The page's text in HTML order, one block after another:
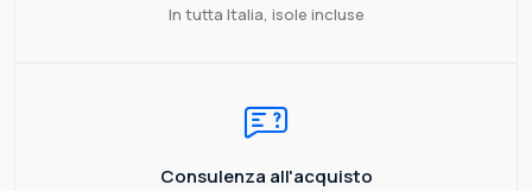
In tutta Italia, isole incluse
Consulenza all'acquisto